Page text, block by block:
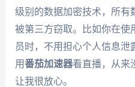
级别的数据加密技术，所有
被第三方窃取。比如你在使
员时，不用担心个人信息泄
用番茄加速器看直播，从来
让我很放心。